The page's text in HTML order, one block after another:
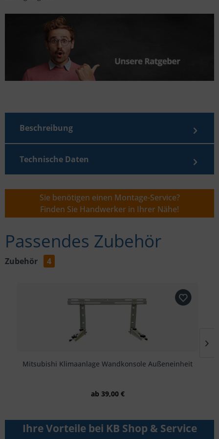
Sie benötigen einen Montage-Service?
Finden Sie Handwerker in Ihrer Nähe!
Passendes Zubehör
Zubehör 4
Mitsubishi Klimaanlage Wandkonsole Außeneinheit
ab 39,00 €
Ihre Vorteile bei KB Shop & Service
Beschreibung
Technische Daten